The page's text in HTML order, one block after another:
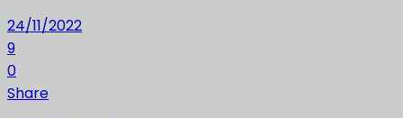
24/11/2022
9
0
Share